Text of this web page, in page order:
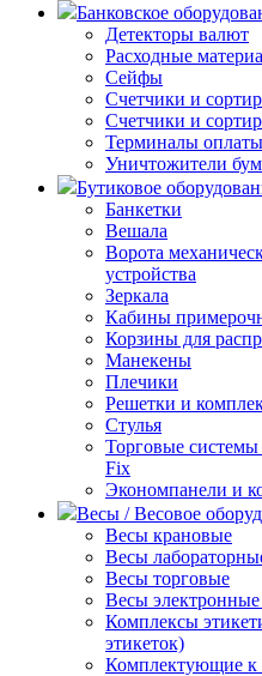
Банковское
Детекторы валют
Расходные
Сейфы
Счетчики и
Счетчики и
Терминалы оплаты
Уничтожители
Бутиковое
Банкетки
Вешала
Ворота
устройства
Зеркала
Кабины
Корзины для
Манекены
Плечики
Решетки и
Стулья
Торговые
Fix
Экономпанели и
Весы / Весовое
Весы крановые
Весы
Весы торговые
Весы
Комплексы
этикеток)
Комплектующие к